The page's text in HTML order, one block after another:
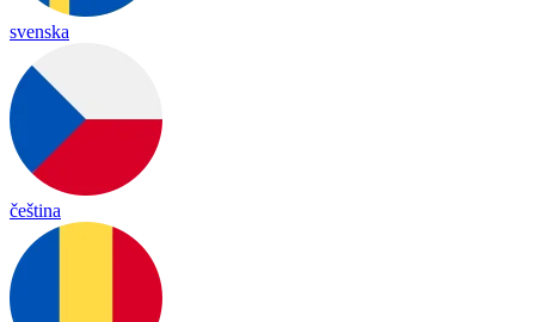
svenska
čeština